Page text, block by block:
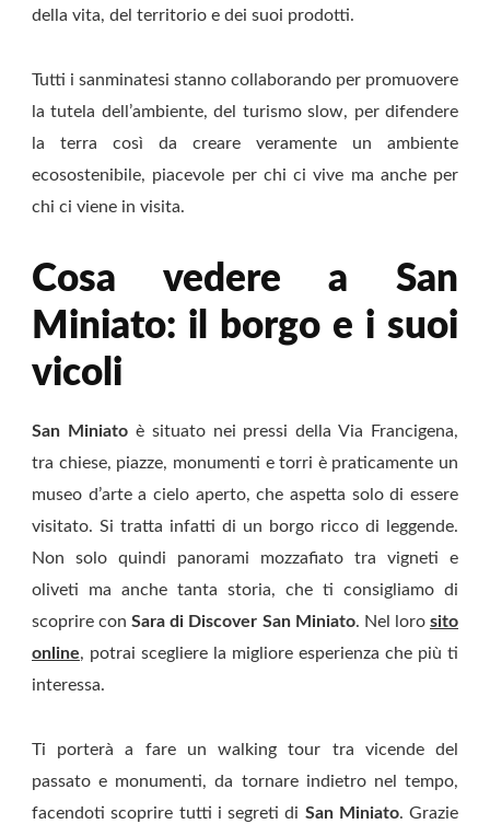
della vita, del territorio e dei suoi prodotti.
Tutti i sanminatesi stanno collaborando per promuovere
la tutela dell’ambiente, del turismo slow, per difendere
la terra così da creare veramente un ambiente
ecosostenibile, piacevole per chi ci vive ma anche per
chi ci viene in visita.
Cosa vedere a San
Miniato: il borgo e i suoi
vicoli
San Miniatoè situato nei pressi della Via Francigena,
tra chiese, piazze, monumenti e torri è praticamente un
museo d’arte a cielo aperto, che aspetta solo di essere
visitato. Si tratta infatti di un borgo ricco di leggende.
Non solo quindi panorami mozzafiato tra vigneti e
oliveti ma anche tanta storia, che ti consigliamo di
scoprire conSara di Discover San Miniato. Nel lorosito
online, potrai scegliere la migliore esperienza che più ti
interessa.
Ti porterà a fare un walking tour tra vicende del
passato e monumenti, da tornare indietro nel tempo,
facendoti scoprire tutti i segreti di San Miniato. Grazie